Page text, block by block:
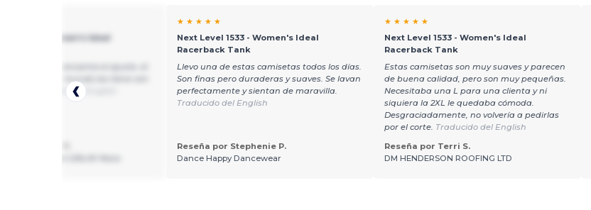
1533 - Women's Ideal
Traducido del English
★ ★ ★ ★ ★
Next Level 1533 - Women's Ideal
Racerback Tank
Llevo una de estas camisetas todos los días.
Son finas pero duraderas y suaves. Se lavan
perfectamente y sientan de maravilla.
Traducido del English
Reseña por Stephenie P.
Dance Happy Dancewear
★ ★ ★ ★ ★
Next Level 1533 - Women's Ideal
Racerback Tank
Estas camisetas son muy suaves y parecen
de buena calidad, pero son muy pequeñas.
Necesitaba una L para una clienta y ni
siquiera la 2XL le quedaba cómoda.
Desgraciadamente, no volvería a pedirlas
por el corte. Traducido del English
Reseña por Terri S.
DM HENDERSON ROOFING LTD